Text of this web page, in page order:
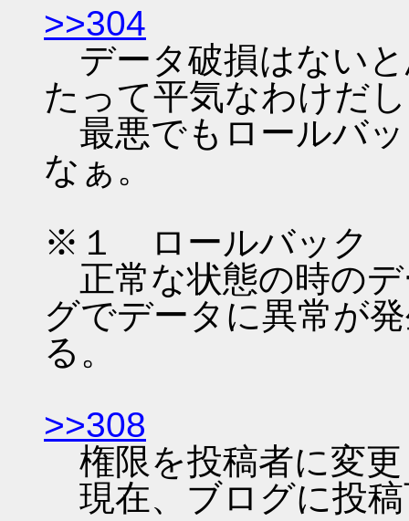
>>304
データ破損はない
たって平気なわけだ
最悪でもロールバ
なぁ。
※１ ロールバック
正常な状態の時の
グでデータに異常が
る。
>>308
権限を投稿者に変
現在、ブログに投